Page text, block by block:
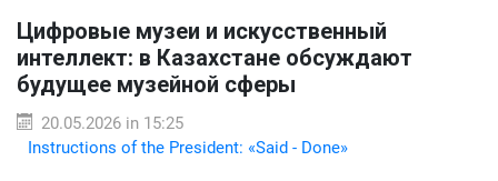
Цифровые музеи и искусственный
интеллект: в Казахстане обсуждают
будущее музейной сферы
20.05.2026 in 15:25
Instructions of the President: «Said - Done»